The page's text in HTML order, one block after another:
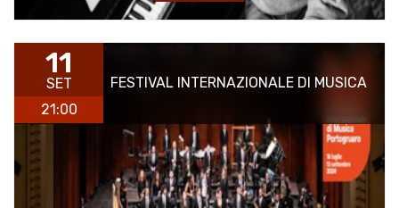
11
SET
21:00
FESTIVAL INTERNAZIONALE DI MUSICA